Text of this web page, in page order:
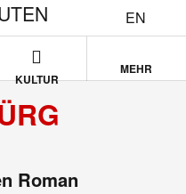
EN
KULTUR
MEHR
Roman